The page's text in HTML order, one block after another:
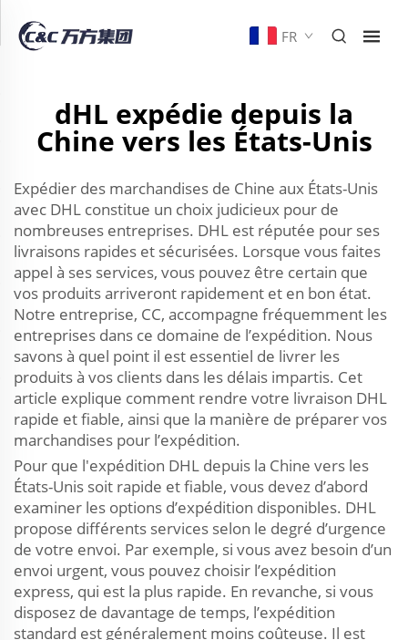
FR
dHL expédie depuis la
Chine vers les États-Unis
Expédier des marchandises de Chine aux États-Unis
avec DHL constitue un choix judicieux pour de
nombreuses entreprises. DHL est réputée pour ses
livraisons rapides et sécurisées. Lorsque vous faites
appel à ses services, vous pouvez être certain que
vos produits arriveront rapidement et en bon état.
Notre entreprise, CC, accompagne fréquemment les
entreprises dans ce domaine de l’expédition. Nous
savons à quel point il est essentiel de livrer les
produits à vos clients dans les délais impartis. Cet
article explique comment rendre votre livraison DHL
rapide et fiable, ainsi que la manière de préparer vos
marchandises pour l’expédition.
Pour que l'expédition DHL depuis la Chine vers les
États-Unis soit rapide et fiable, vous devez d’abord
examiner les options d’expédition disponibles. DHL
propose différents services selon le degré d’urgence
de votre envoi. Par exemple, si vous avez besoin d’un
envoi urgent, vous pouvez choisir l’expédition
express, qui est la plus rapide. En revanche, si vous
disposez de davantage de temps, l’expédition
standard est généralement moins coûteuse. Il est